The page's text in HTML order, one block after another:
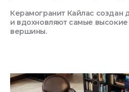
Керамогранит Кайлас создан
и вдохновляют самые
вершины.